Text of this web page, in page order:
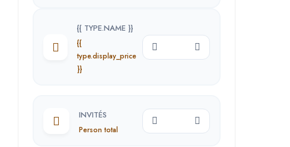
{{ TYPE.NAME }}
{{
type.display_price
}}
INVITÉS
Person total